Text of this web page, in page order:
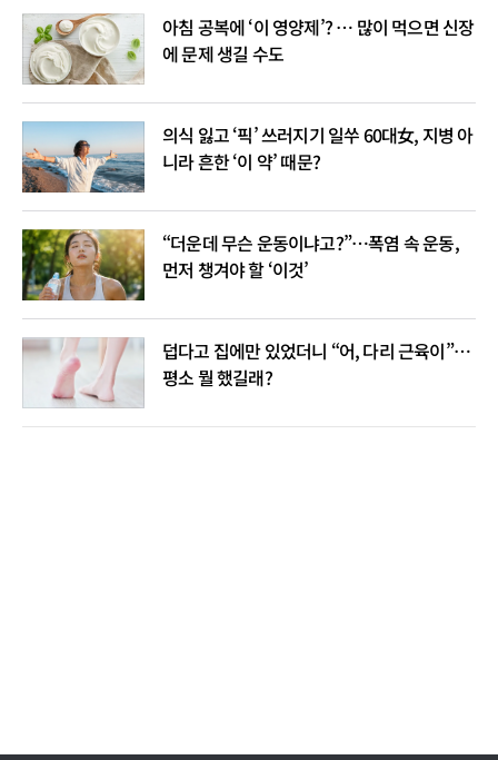
아침 공복에 ‘이 영양제’? … 많이 먹으면 신장
에 문제 생길 수도
의식 잃고 ‘픽’ 쓰러지기 일쑤 60대女, 지병 아
니라 흔한 ‘이 약’ 때문?
“더운데 무슨 운동이냐고?”…폭염 속 운동,
먼저 챙겨야 할 ‘이것’
덥다고 집에만 있었더니 “어, 다리 근육이”…
평소 뭘 했길래?